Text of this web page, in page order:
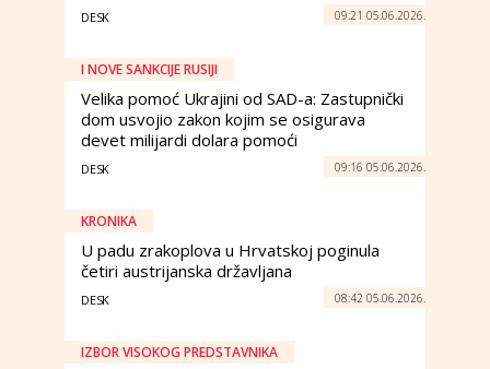
DESK 09:21 05.06.2026.
I NOVE SANKCIJE RUSIJI
Velika pomoć Ukrajini od SAD-a: Zastupnički
dom usvojio zakon kojim se osigurava
devet milijardi dolara pomoći
DESK 09:16 05.06.2026.
KRONIKA
U padu zrakoplova u Hrvatskoj poginula
četiri austrijanska državljana
DESK 08:42 05.06.2026.
IZBOR VISOKOG PREDSTAVNIKA